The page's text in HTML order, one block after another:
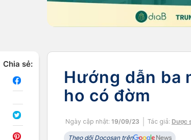
Chia sẻ:
Hướng dẫn ba
ho có đờm
Ngày cập nhật: 19/09/23 Tác giả: Dược
Theo dõi Docosan trên